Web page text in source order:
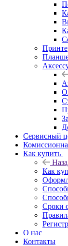
Сервисный
Как купить
Как
Сроки
О нас
Контакты